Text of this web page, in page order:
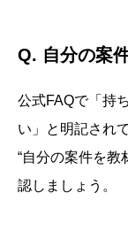
Q. 自分の案
公式FAQで「持
い」と明記され
“自分の案件を教
認しましょう。